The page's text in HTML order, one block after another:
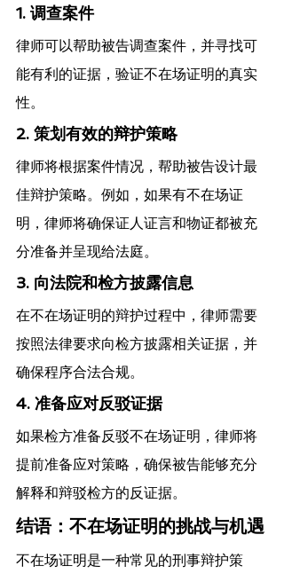
1. 调查案件
律师可以帮助被告调查案件，并寻找可
能有利的证据，验证不在场证明的真实
性。
2. 策划有效的辩护策略
律师将根据案件情况，帮助被告设计最
佳辩护策略。例如，如果有不在场证
明，律师将确保证人证言和物证都被充
分准备并呈现给法庭。
3. 向法院和检方披露信息
在不在场证明的辩护过程中，律师需要
按照法律要求向检方披露相关证据，并
确保程序合法合规。
4. 准备应对反驳证据
如果检方准备反驳不在场证明，律师将
提前准备应对策略，确保被告能够充分
解释和辩驳检方的反证据。
结语：不在场证明的挑战与机遇
不在场证明是一种常见的刑事辩护策